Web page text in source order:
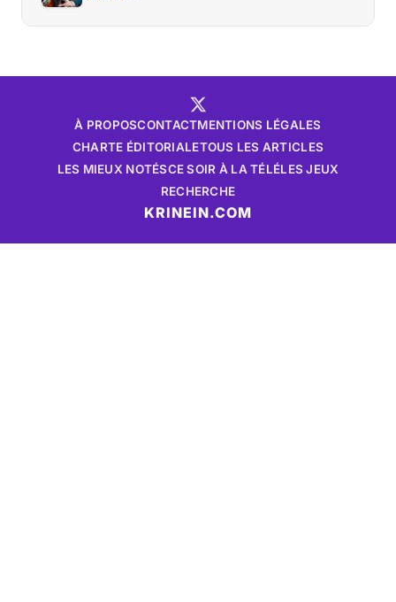
À PROPOSCONTACTMENTIONS LÉGALES
CHARTE ÉDITORIALETOUS LES ARTICLES
LES MIEUX NOTÉSCE SOIR À LA TÉLÉLES JEUX
RECHERCHE
KRINEIN.COM